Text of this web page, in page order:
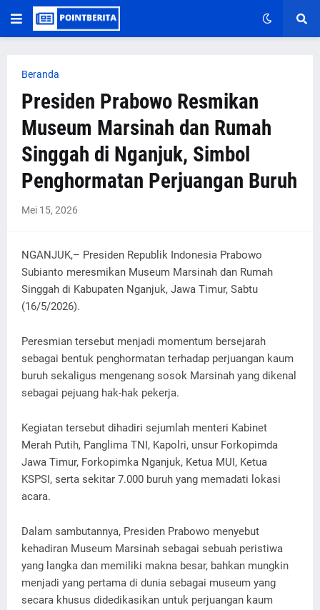
Beranda
Presiden Prabowo Resmikan
Museum Marsinah dan Rumah
Singgah di Nganjuk, Simbol
Penghormatan Perjuangan Buruh
Mei 15, 2026
NGANJUK,– Presiden Republik Indonesia Prabowo
Subianto meresmikan Museum Marsinah dan Rumah
Singgah di Kabupaten Nganjuk, Jawa Timur, Sabtu
(16/5/2026).
Peresmian tersebut menjadi momentum bersejarah
sebagai bentuk penghormatan terhadap perjuangan kaum
buruh sekaligus mengenang sosok Marsinah yang dikenal
sebagai pejuang hak-hak pekerja.
Kegiatan tersebut dihadiri sejumlah menteri Kabinet
Merah Putih, Panglima TNI, Kapolri, unsur Forkopimda
Jawa Timur, Forkopimka Nganjuk, Ketua MUI, Ketua
KSPSI, serta sekitar 7.000 buruh yang memadati lokasi
acara.
Dalam sambutannya, Presiden Prabowo menyebut
kehadiran Museum Marsinah sebagai sebuah peristiwa
yang langka dan memiliki makna besar, bahkan mungkin
menjadi yang pertama di dunia sebagai museum yang
secara khusus didedikasikan untuk perjuangan kaum